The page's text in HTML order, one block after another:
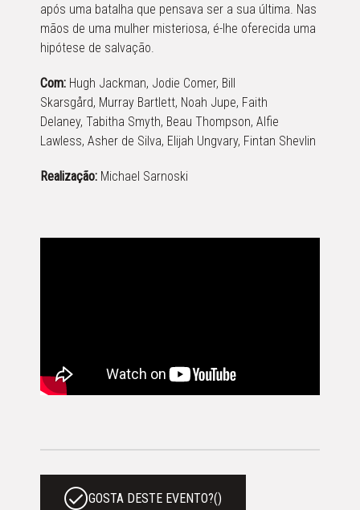
após uma batalha que pensava ser a sua última. Nas
mãos de uma mulher misteriosa, é-lhe oferecida uma
hipótese de salvação.
Com: Hugh Jackman, Jodie Comer, Bill
Skarsgård, Murray Bartlett, Noah Jupe, Faith
Delaney, Tabitha Smyth, Beau Thompson, Alfie
Lawless, Asher de Silva, Elijah Ungvary, Fintan Shevlin
Realização: Michael Sarnoski
GOSTA DESTE EVENTO?()